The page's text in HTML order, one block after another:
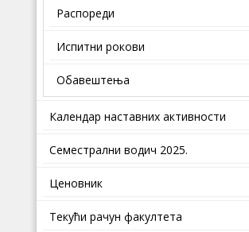
Распореди
Испитни рокови
Обавештења
Календар наставних активности
Семестрални водич 2025.
Ценовник
Текући рачун факултета